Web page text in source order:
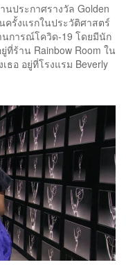
นประกาศรางวัล Golden
ครั้งแรกในประวัติศาสตร์
นการณ์โควิด-19 โดยมีนัก
ที่ร้าน Rainbow Room ใน
ธอ อยู่ที่โรงแรม Beverly